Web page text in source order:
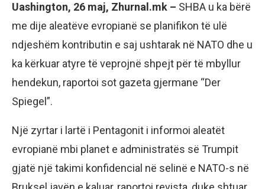
Uashington, 26 maj, Zhurnal.mk – SHBA u ka bërë
me dije aleatëve evropianë se planifikon të ulë
ndjeshëm kontributin e saj ushtarak në NATO dhe u
ka kërkuar atyre të veprojnë shpejt për të mbyllur
hendekun, raportoi sot gazeta gjermane “Der
Spiegel”.
Një zyrtar i lartë i Pentagonit i informoi aleatët
evropianë mbi planet e administratës së Trumpit
gjatë një takimi konfidencial në selinë e NATO-s në